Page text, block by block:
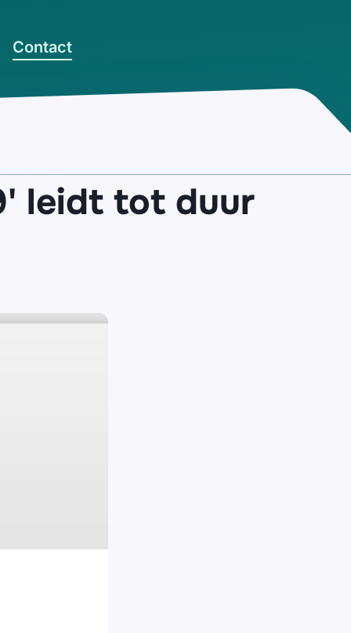
Contact
leidt tot duur